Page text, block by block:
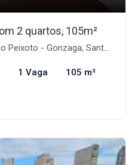
2 quartos, 105m²
- Gonzaga, Santos-SP
1 Vaga 105 m²